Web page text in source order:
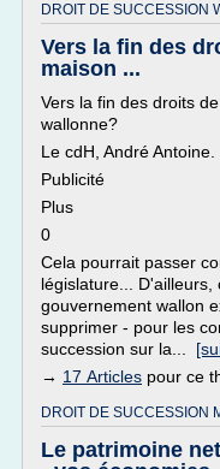
DROIT DE SUCCESSION
Vers la fin des
maison ...
Vers la fin des droits
wallonne?
Le cdH, André
Publicité
Plus
0
Cela pourrait passer
législature...
gouvernement wallon
supprimer - pour les
succession sur la...
→ 17 Articles pour ce
DROIT DE SUCCESSION
Le patrimoine